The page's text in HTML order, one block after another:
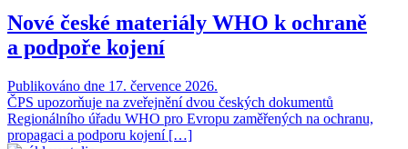
Nové české materiály WHO k ochraně
a podpoře kojení
Publikováno dne 17. července 2026.
ČPS upozorňuje na zveřejnění dvou českých dokumentů
Regionálního úřadu WHO pro Evropu zaměřených na ochranu,
propagaci a podporu kojení […]